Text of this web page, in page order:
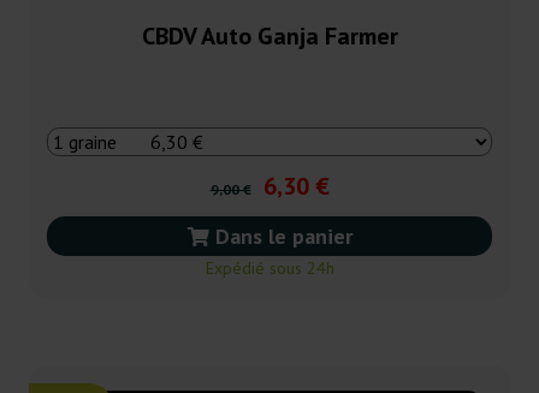
CBDV Auto Ganja Farmer
9,00 € 6,30 €
Dans le panier
Expédié sous 24h